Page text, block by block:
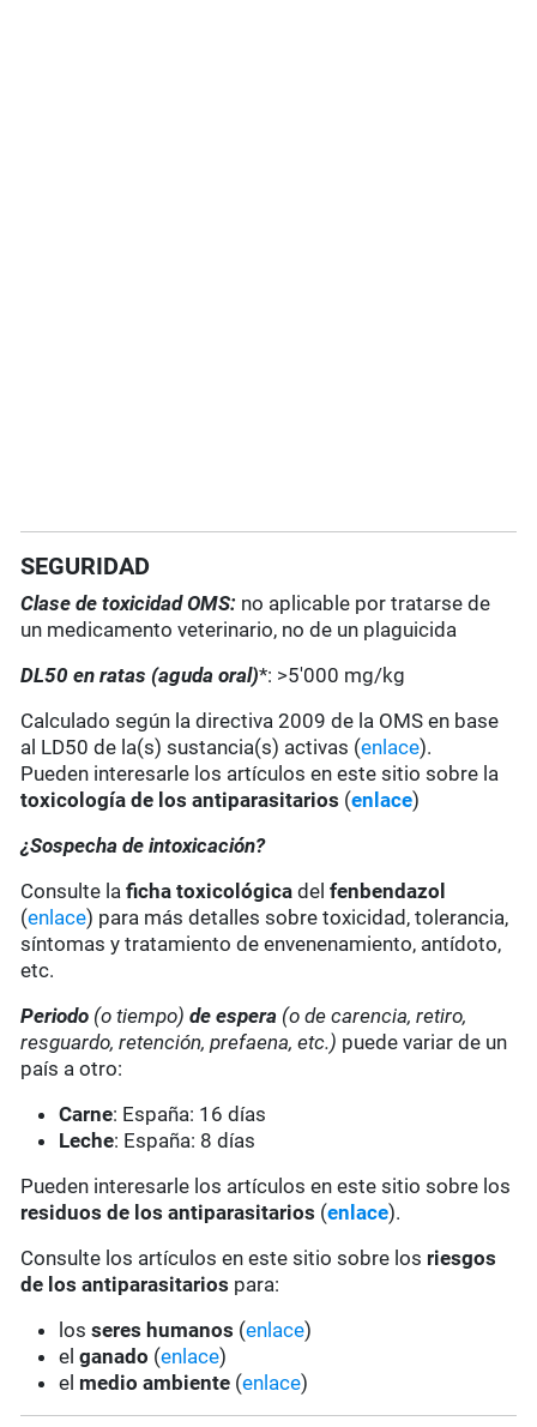
SEGURIDAD
Clase de toxicidad OMS: no aplicable por tratarse de
un medicamento veterinario, no de un plaguicida
DL50 en ratas (aguda oral)*: >5'000 mg/kg
Calculado según la directiva 2009 de la OMS en base
al LD50 de la(s) sustancia(s) activas (enlace).
Pueden interesarle los artículos en este sitio sobre la
toxicología de los antiparasitarios (enlace)
¿Sospecha de intoxicación?
Consulte laficha toxicológica delfenbendazol
(enlace) para más detalles sobre toxicidad, tolerancia,
síntomas y tratamiento de envenenamiento, antídoto,
etc.
Periodo (o tiempo) de espera (o de carencia, retiro,
resguardo, retención, prefaena, etc.) puede variar de un
país a otro:
Carne: España: 16 días
Leche: España: 8 días
Pueden interesarle los artículos en este sitio sobre los
residuos de los antiparasitarios (enlace).
Consulte los artículos en este sitio sobre los riesgos
de los antiparasitarios para:
losseres humanos (enlace)
elganado (enlace)
el medio ambiente (enlace)